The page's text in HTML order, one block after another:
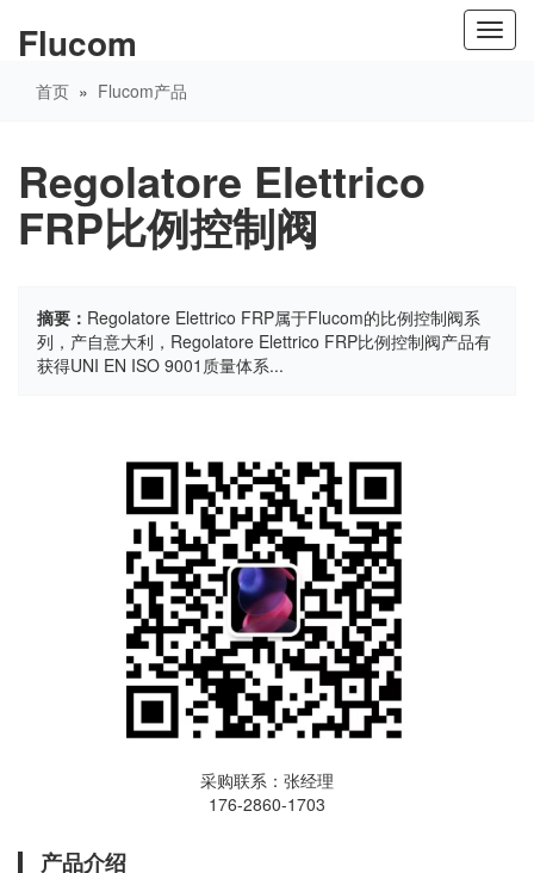
Flucom
首页 » Flucom产品
Regolatore Elettrico
FRP比例控制阀
摘要： Regolatore Elettrico FRP属于Flucom的比例控制阀系
列，产自意大利，Regolatore Elettrico FRP比例控制阀产品有
获得UNI EN ISO 9001质量体系...
采购联系：张经理
176-2860-1703
产品介绍